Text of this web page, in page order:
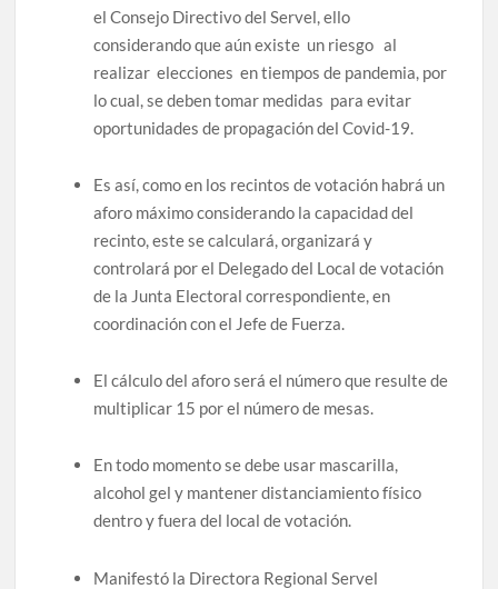
el Consejo Directivo del Servel, ello
considerando que aún existe un riesgo al
realizar elecciones en tiempos de pandemia, por
lo cual, se deben tomar medidas para evitar
oportunidades de propagación del Covid-19.
Es así, como en los recintos de votación habrá un
aforo máximo considerando la capacidad del
recinto, este se calculará, organizará y
controlará por el Delegado del Local de votación
de la Junta Electoral correspondiente, en
coordinación con el Jefe de Fuerza.
El cálculo del aforo será el número que resulte de
multiplicar 15 por el número de mesas.
En todo momento se debe usar mascarilla,
alcohol gel y mantener distanciamiento físico
dentro y fuera del local de votación.
Manifestó la Directora Regional Servel